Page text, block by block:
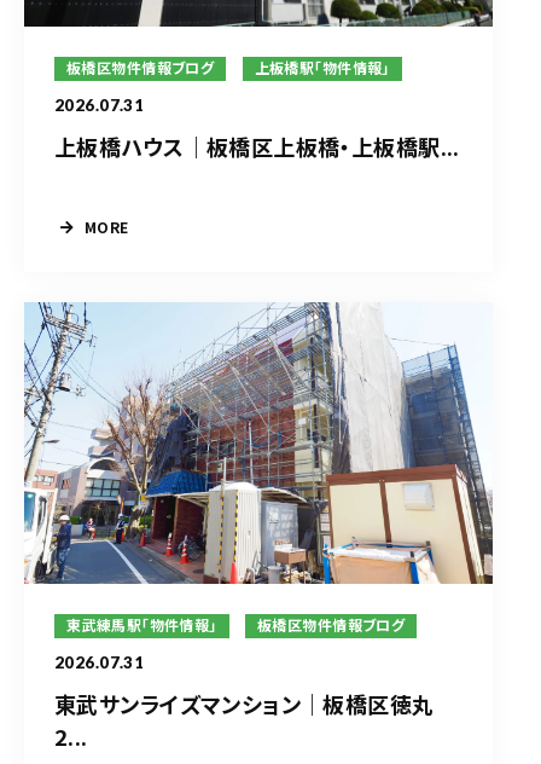
板橋区物件情報ブログ 上板橋駅「物件情報」
2026.07.31
上板橋ハウス｜板橋区上板橋・上板橋駅...
MORE
東武練馬駅「物件情報」 板橋区物件情報ブログ
2026.07.31
東武サンライズマンション｜板橋区徳丸
2...